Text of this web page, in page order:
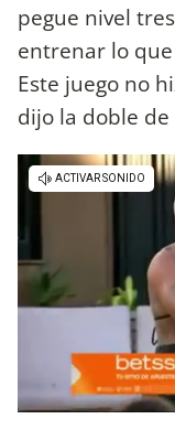
pegue nivel
entrenar lo
Este juego no
dijo la doble de